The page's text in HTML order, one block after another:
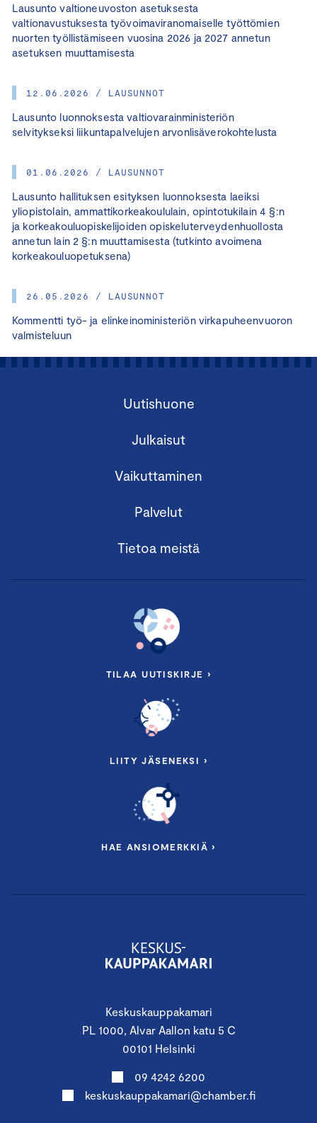
Lausunto valtioneuvoston asetuksesta
valtionavustuksesta työvoimaviranomaiselle työttömien
nuorten työllistämiseen vuosina 2026 ja 2027 annetun
asetuksen muuttamisesta
12.06.2026 / LAUSUNNOT
Lausunto luonnoksesta valtiovarainministeriön
selvitykseksi liikuntapalvelujen arvonlisäverokohtelusta
01.06.2026 / LAUSUNNOT
Lausunto hallituksen esityksen luonnoksesta laeiksi
yliopistolain, ammattikorkeakoululain, opintotukilain 4 §:n
ja korkeakouluopiskelijoiden opiskeluterveydenhuollosta
annetun lain 2 §:n muuttamisesta (tutkinto avoimena
korkeakouluopetuksena)
26.05.2026 / LAUSUNNOT
Kommentti työ- ja elinkeinoministeriön virkapuheenvuoron
valmisteluun
Keskuskauppakamari
PL 1000, Alvar Aallon katu 5 C
00101 Helsinki
09 4242 6200
keskuskauppakamari@chamber.fi
Uutishuone
Julkaisut
Vaikuttaminen
Palvelut
Tietoa meistä
TILAA UUTISKIRJE ›
LIITY JÄSENEKSI ›
HAE ANSIOMERKKIÄ ›